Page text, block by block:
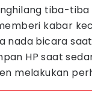
tiba-
kabar
nada bicara
HP saat
melakukan